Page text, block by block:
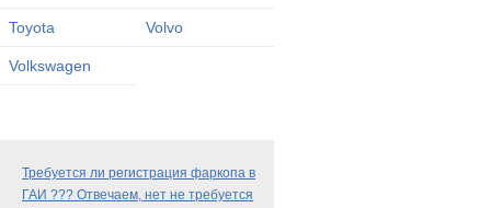
Toyota Volvo
Volkswagen
Требуется ли регистрация фаркопа в
ГАИ ??? Отвечаем, нет не требуется